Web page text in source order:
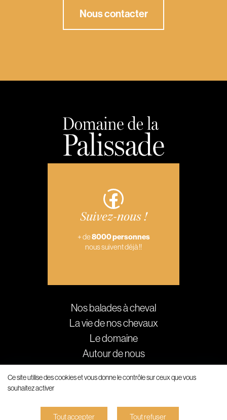
Nous contacter
Nos balades à cheval
La vie de nos chevaux
Le domaine
Autour de nous
Galerie
Actualités
Suivez-nous !
+ de8000 personnes
nous suivent déjà !!
Ce site utilise des cookies et vous donne le contrôle sur ceux que vous
souhaitez activer
Tout accepter Tout refuser